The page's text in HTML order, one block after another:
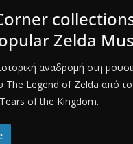
Zelda
αναδρομή στη
The Legend of Zelda από
Tears of the Kingdom.